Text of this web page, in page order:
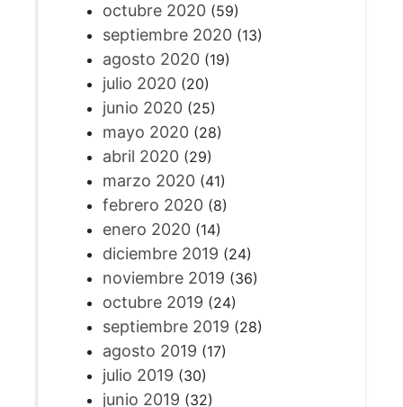
octubre 2020(59)
septiembre 2020(13)
agosto 2020(19)
julio 2020(20)
junio 2020(25)
mayo 2020(28)
abril 2020(29)
marzo 2020(41)
febrero 2020(8)
enero 2020(14)
diciembre 2019 (24)
noviembre 2019 (36)
octubre 2019 (24)
septiembre 2019 (28)
agosto 2019 (17)
julio 2019 (30)
junio 2019 (32)